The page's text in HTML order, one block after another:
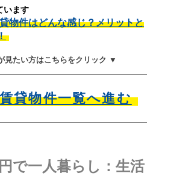
います
物件はどんな感じ？メリットと
見たい方はこちらをクリック ▼
貸物件一覧へ進む
で一人暮らし：生活